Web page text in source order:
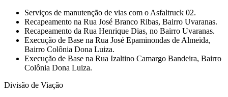
Serviços de manutenção de vias com o Asfaltruck 02.
Recapeamento na Rua José Branco Ribas, Bairro Uvaranas.
Recapeamento da Rua Henrique Dias, no Bairro Uvaranas.
Execução de Base na Rua José Epaminondas de Almeida,
Bairro Colônia Dona Luiza.
Execução de Base na Rua Izaltino Camargo Bandeira, Bairro
Colônia Dona Luiza.
Divisão de Viação